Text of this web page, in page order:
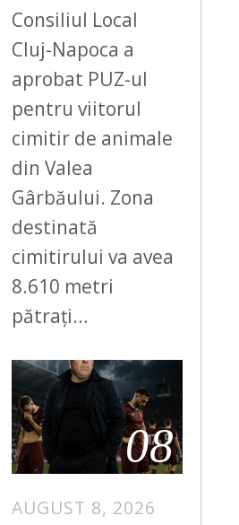
Consiliul Local
Cluj-Napoca a
aprobat PUZ-ul
pentru viitorul
cimitir de animale
din Valea
Gârbăului. Zona
destinată
cimitirului va avea
8.610 metri
pătrați…
08
AUGUST 8, 2026